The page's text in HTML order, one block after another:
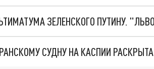
СУДНУ НА КАСПИИ РАСКРЫТА